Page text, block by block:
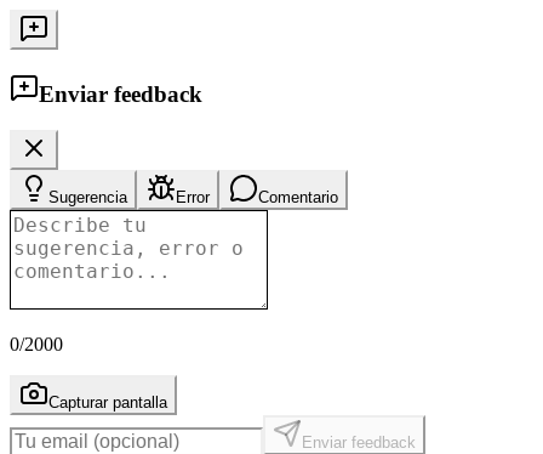
Enviar feedback
Sugerencia Error Comentario
0/2000
Capturar pantalla
Enviar feedback